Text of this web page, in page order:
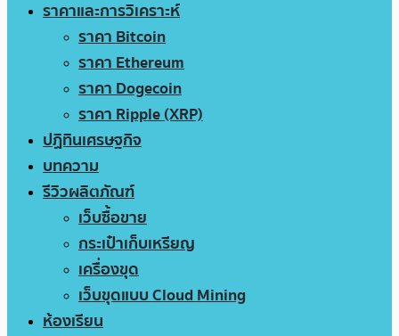
ราคาและการวิเคราะห์
ราคา Bitcoin
ราคา Ethereum
ราคา Dogecoin
ราคา Ripple (XRP)
ปฏิทินเศรษฐกิจ
บทความ
รีวิวผลิตภัณฑ์
เว็บซื้อขาย
กระเป๋าเก็บเหรียญ
เครื่องขุด
เว็บขุดแบบ Cloud Mining
ห้องเรียน